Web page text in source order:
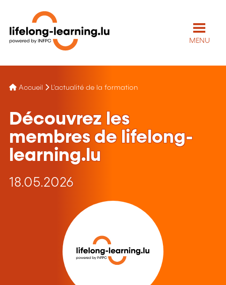
MENU
Accueil L'actualité de la formation
Découvrez les
membres de lifelong-
learning.lu
18.05.2026